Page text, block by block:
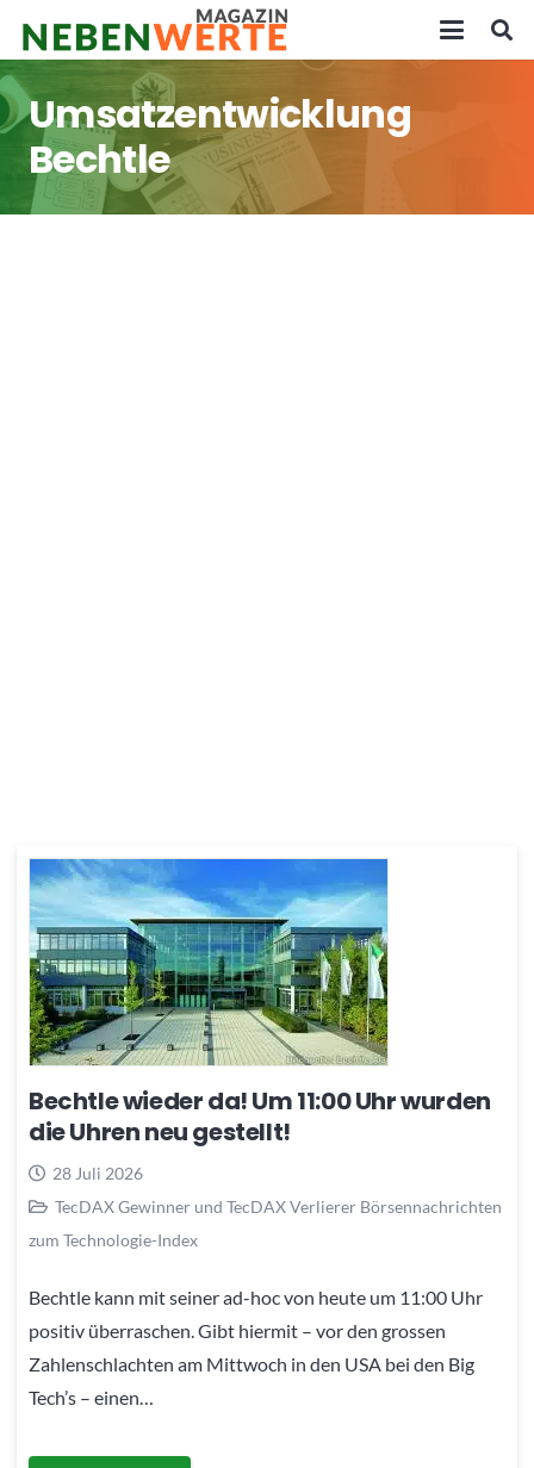
Umsatzentwicklung
Bechtle
Bechtle wieder da! Um 11:00 Uhr wurden
die Uhren neu gestellt!
28 Juli 2026
TecDAX Gewinner und TecDAX Verlierer Börsennachrichten
zum Technologie-Index
Bechtle kann mit seiner ad-hoc von heute um 11:00 Uhr
positiv überraschen. Gibt hiermit – vor den grossen
Zahlenschlachten am Mittwoch in den USA bei den Big
Tech’s – einen…